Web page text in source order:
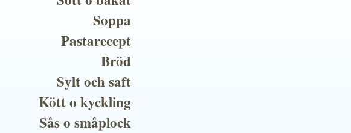
Soppa
Pastarecept
Bröd
Sylt och saft
Kött o kyckling
Sås o småplock